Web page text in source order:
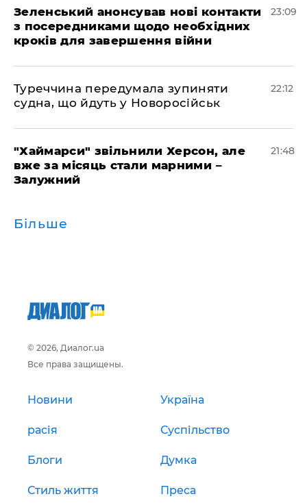
Зеленський анонсував нові контакти
з посередниками щодо необхідних
кроків для завершення війни
23:09
Туреччина передумала зупиняти
судна, що йдуть у Новоросійськ
22:12
"Хаймарси" звільнили Херсон, але
вже за місяць стали марними –
Залужний
21:48
Більше
© 2026, Диалог.ua
Все права защищены.
Новини Україна
расія Суспільство
Блоги Думка
Стиль життя Преса